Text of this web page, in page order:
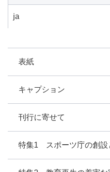
表紙
キャプション
刊行に寄せて
特集1 スポーツ庁の創設
ja